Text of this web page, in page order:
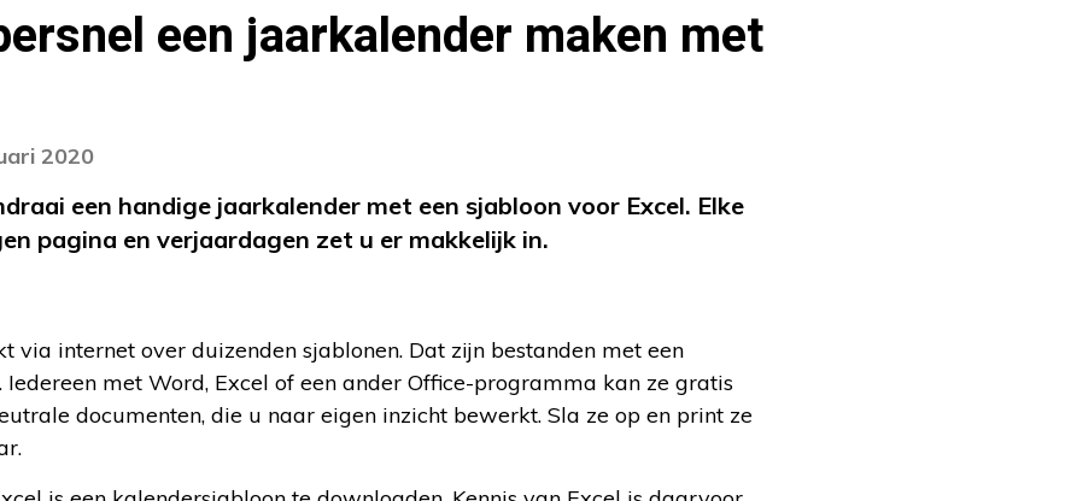
een jaarkalender maken met
2020
een handige jaarkalender met een sjabloon voor Excel. Elke
pagina en verjaardagen zet u er makkelijk in.
via internet over duizenden sjablonen. Dat zijn bestanden met een
met Word, Excel of een ander Office-programma kan ze gratis
documenten, die u naar eigen inzicht bewerkt. Sla ze op en print ze